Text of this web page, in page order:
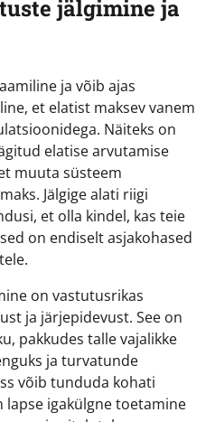
jälgimine ja
ja võib ajas
et elatist maksev vanem
Näiteks on
elatise arvutamise
muuta süsteem
Jälgige alati riigi
et olla kindel, kas teie
on endiselt asjakohased
on vastutusrikas
ja järjepidevust. See on
pakkudes talle vajalikke
ja turvatunde
võib tunduda kohati
igakülgne toetamine